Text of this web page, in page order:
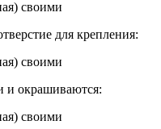
для крепления:
и окрашиваются: